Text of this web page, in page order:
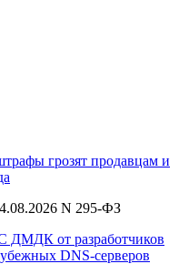
грозят продавцам и
N 295-ФЗ
ДМДК от разработчиков
DNS-серверов